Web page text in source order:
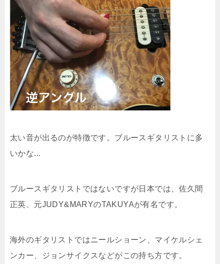
太い音が出るのが特徴です。ブルースギタリストに多
いかな...
ブルースギタリストではないですが日本では、佐久間
正英、元JUDY&MARYのTAKUYAが有名です。
海外のギタリストではニールショーン、マイケルシェ
ンカー、ジョンサイクスなどがこの持ち方です。